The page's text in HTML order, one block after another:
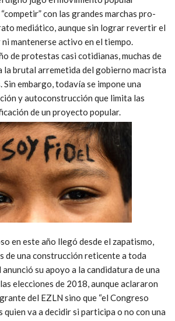
con las grandes marchas pro-
mediático, aunque sin lograr revertir el
mantenerse activo en el tiempo.
de protestas casi cotidianas, muchas de
la brutal arremetida del gobierno macrista
Sin embargo, todavía se impone una
y autoconstrucción que limita las
de un proyecto popular.
en este año llegó desde el zapatismo,
de una construcción reticente a toda
su apoyo a la candidatura de una
elecciones de 2018, aunque aclararon
del EZLN sino que “el Congreso
quien va a decidir si participa o no con una